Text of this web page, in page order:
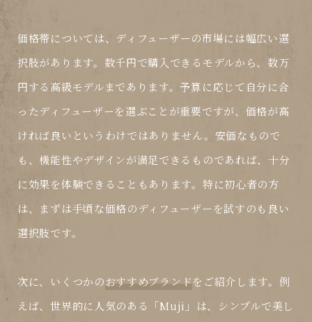
価格帯については、ディフューザーの市場には幅広い選
択肢があります。数千円で購入できるモデルから、数万
円する高級モデルまであります。予算に応じて自分に合
ったディフューザーを選ぶことが重要ですが、価格が高
ければ良いというわけではありません。安価なもので
も、機能性やデザインが満足できるものであれば、十分
に効果を体験できることもあります。特に初心者の方
は、まずは手頃な価格のディフューザーを試すのも良い
選択肢です。
次に、いくつかのおすすめブランドをご紹介します。例
えば、世界的に人気のある「Muji 」は、シンプルで美し